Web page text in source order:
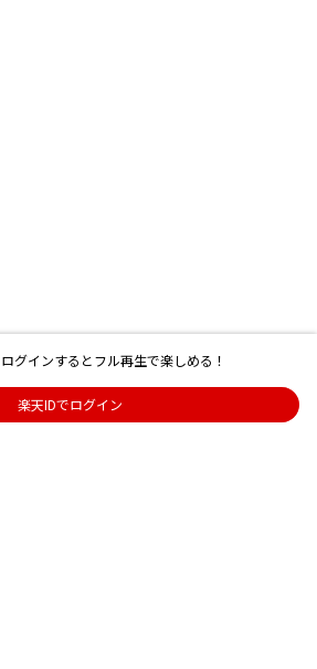
ログインするとフル再生で楽しめる！
楽天IDでログイン